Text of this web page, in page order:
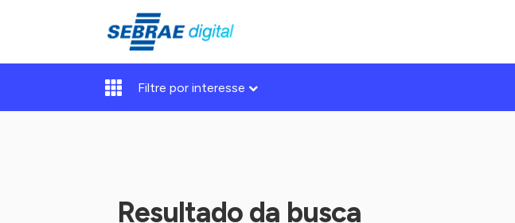
Filtre por interesse
Resultado da busca